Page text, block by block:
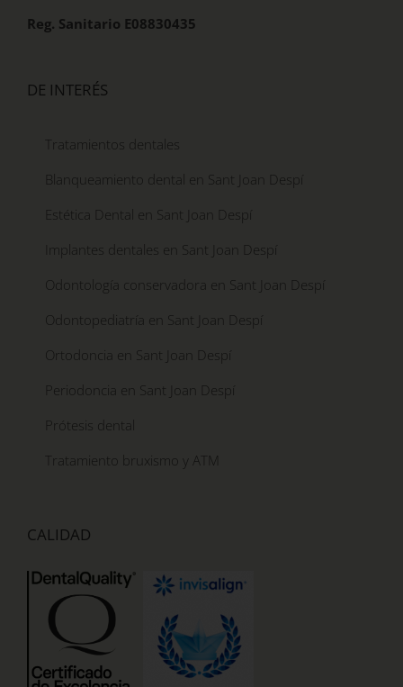
Reg. Sanitario E08830435
DE INTERÉS
Tratamientos dentales
Blanqueamiento dental en Sant Joan Despí
Estética Dental en Sant Joan Despí
Implantes dentales en Sant Joan Despí
Odontología conservadora en Sant Joan Despí
Odontopediatría en Sant Joan Despí
Ortodoncia en Sant Joan Despí
Periodoncia en Sant Joan Despí
Prótesis dental
Tratamiento bruxismo y ATM
CALIDAD